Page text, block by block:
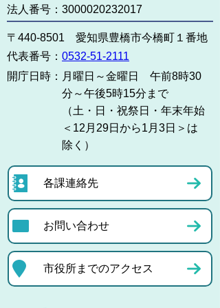
法人番号：3000020232017
〒440-8501 愛知県豊橋市今橋町１番地
代表番号： 0532-51-2111
開庁日時： 月曜日～金曜日 午前8時30
分～午後5時15分まで
（土・日・祝祭日・年末年始
＜12月29日から1月3日＞は
除く）
各課連絡先
お問い合わせ
市役所までのアクセス